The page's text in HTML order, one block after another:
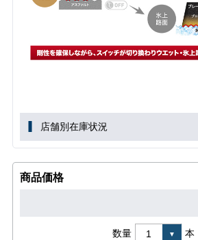
店舗別在庫状況
商品価格
数量 本